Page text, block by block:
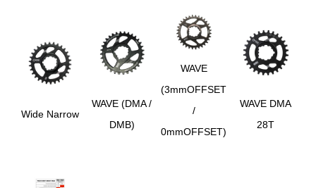
Wide Narrow
WAVE (DMA /
DMB)
WAVE
(3mmOFFSET
/
0mmOFFSET)
WAVE DMA
28T